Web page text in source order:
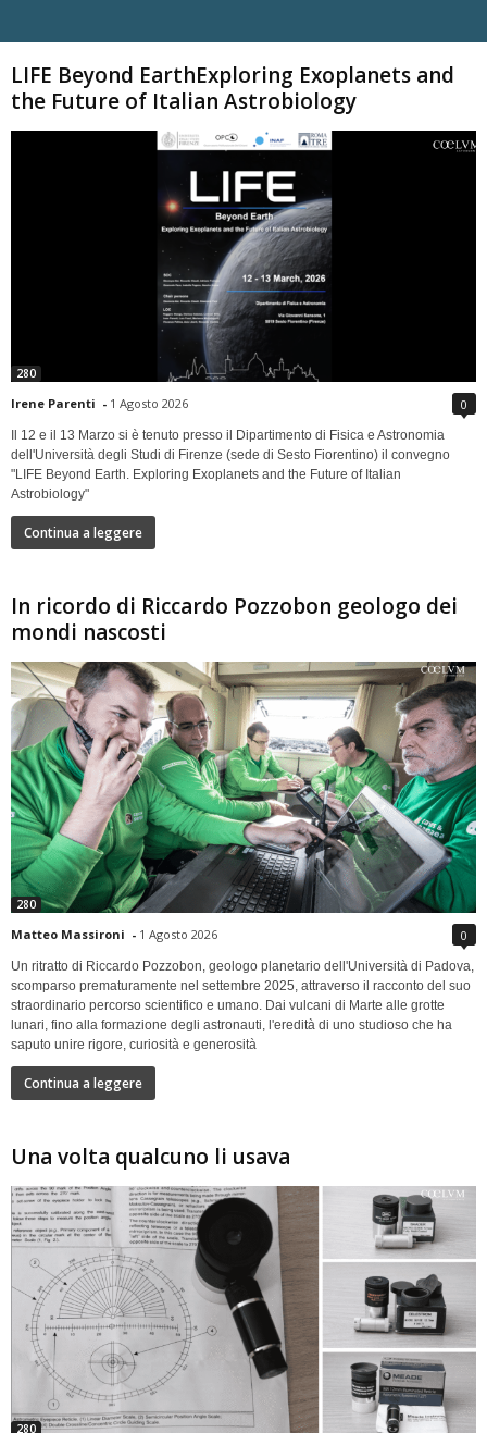
LIFE Beyond EarthExploring Exoplanets and
the Future of Italian Astrobiology
280
Irene Parenti - 1 Agosto 2026 0
Il 12 e il 13 Marzo si è tenuto presso il Dipartimento di Fisica e Astronomia
dell'Università degli Studi di Firenze (sede di Sesto Fiorentino) il convegno
"LIFE Beyond Earth. Exploring Exoplanets and the Future of Italian
Astrobiology"
Continua a leggere
In ricordo di Riccardo Pozzobon geologo dei
mondi nascosti
280
Matteo Massironi - 1 Agosto 2026 0
Un ritratto di Riccardo Pozzobon, geologo planetario dell'Università di Padova,
scomparso prematuramente nel settembre 2025, attraverso il racconto del suo
straordinario percorso scientifico e umano. Dai vulcani di Marte alle grotte
lunari, fino alla formazione degli astronauti, l'eredità di uno studioso che ha
saputo unire rigore, curiosità e generosità
Continua a leggere
Una volta qualcuno li usava
280